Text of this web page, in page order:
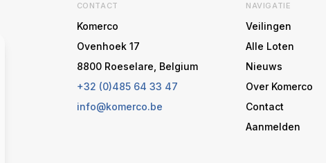
CONTACT
Komerco
Ovenhoek 17
8800 Roeselare, Belgium
+32 (0)485 64 33 47
info@komerco.be
NAVIGATIE
Veilingen
Alle Loten
Nieuws
Over Komerco
Contact
Aanmelden